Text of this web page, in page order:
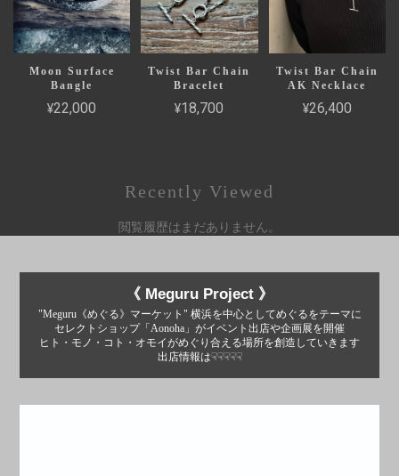
Moon Surface
Bangle
¥22,000
Twist Bar Chain
Bracelet
¥18,700
Twist Bar Chain
AK Necklace
¥26,400
Recently Viewed
閲覧履歴はまだありません。
《 Meguru Project 》
"Meguru《めぐる》マーケット" 横浜を中心としてめぐるをテーマに
セレクトショップ「Aonoha」がイベント出店や企画展を開催
ヒト・モノ・コト・オモイがめぐり合える場所を創造していきます
出店情報は☟☟☟☟☟